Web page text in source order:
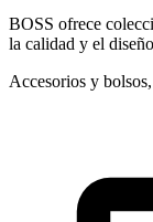
BOSS ofrece
la calidad y el
Accesorios y